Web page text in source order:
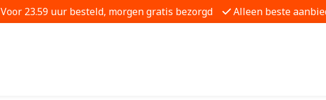
Voor 23.59 uur besteld, morgen gratis bezorgd Alleen beste